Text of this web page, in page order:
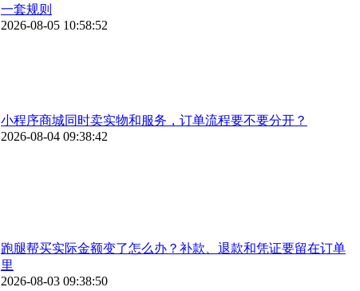
一套规则
2026-08-05 10:58:52
小程序商城同时卖实物和服务，订单流程要不要分开？
2026-08-04 09:38:42
跑腿帮买实际金额变了怎么办？补款、退款和凭证要留在订单
里
2026-08-03 09:38:50